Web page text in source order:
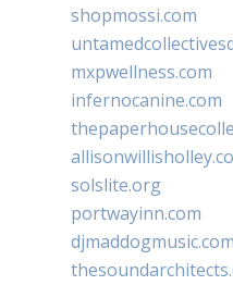
shopmossi.com
mxpwellness.com
infernocanine.com
solslite.org
portwayinn.com
djmaddogmusic.com